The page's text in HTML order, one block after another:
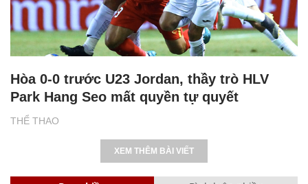
THỂ THAO
Hòa 0-0 trước U23 Jordan, thầy trò HLV
Park Hang Seo mất quyền tự quyết
XEM THÊM BÀI VIẾT